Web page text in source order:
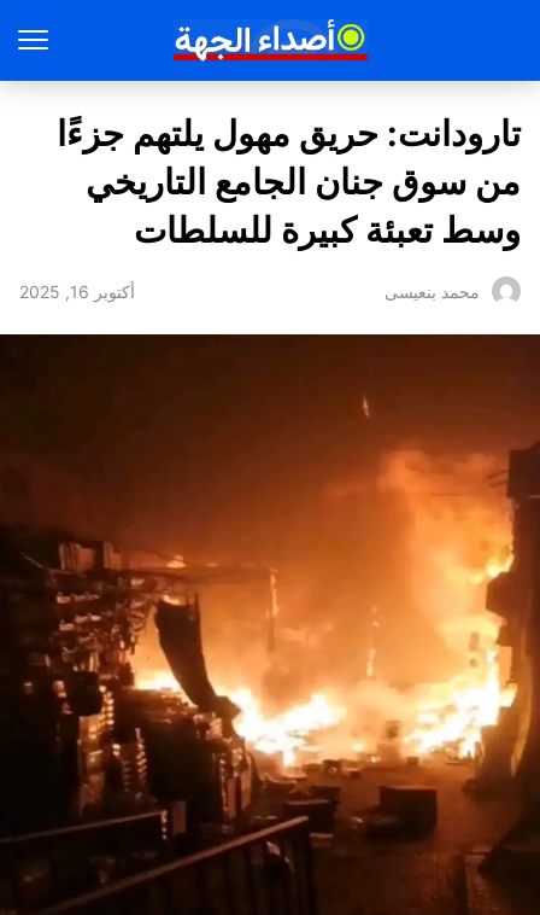
تارودانت: حريق مهول يلتهم جزءًا
من سوق جنان الجامع التاريخي
وسط تعبئة كبيرة للسلطات
محمد بنعيسى أكتوبر 16, 2025